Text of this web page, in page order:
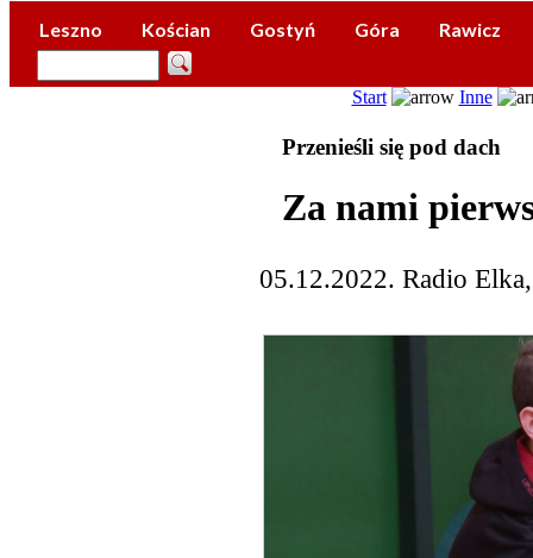
Leszno Kościan Gostyń Góra Rawicz
Start Inne
Przenieśli się pod dach
Za nami
05.12.2022. Radio